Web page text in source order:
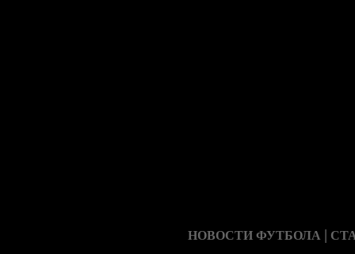
НОВОСТИ ФУТБОЛА |